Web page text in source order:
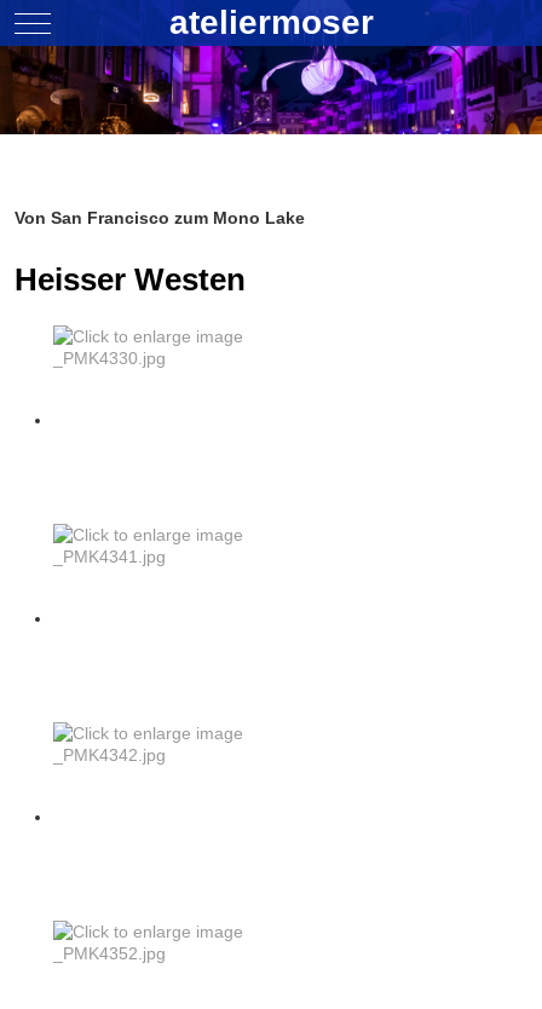
Mobile Menu Toggleateliermoser
Von San Francisco zum Mono Lake
Heisser Westen